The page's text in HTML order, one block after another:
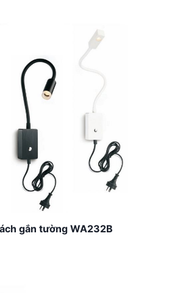
gắn tường WA232B